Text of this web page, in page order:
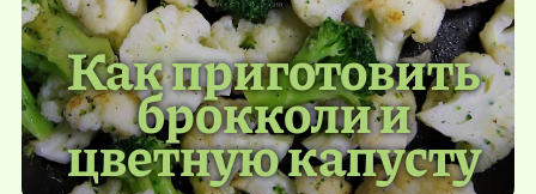
Как приготовить
брокколи и
цветную капусту